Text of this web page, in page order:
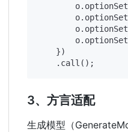
    })
3、方言适配
生成模型（